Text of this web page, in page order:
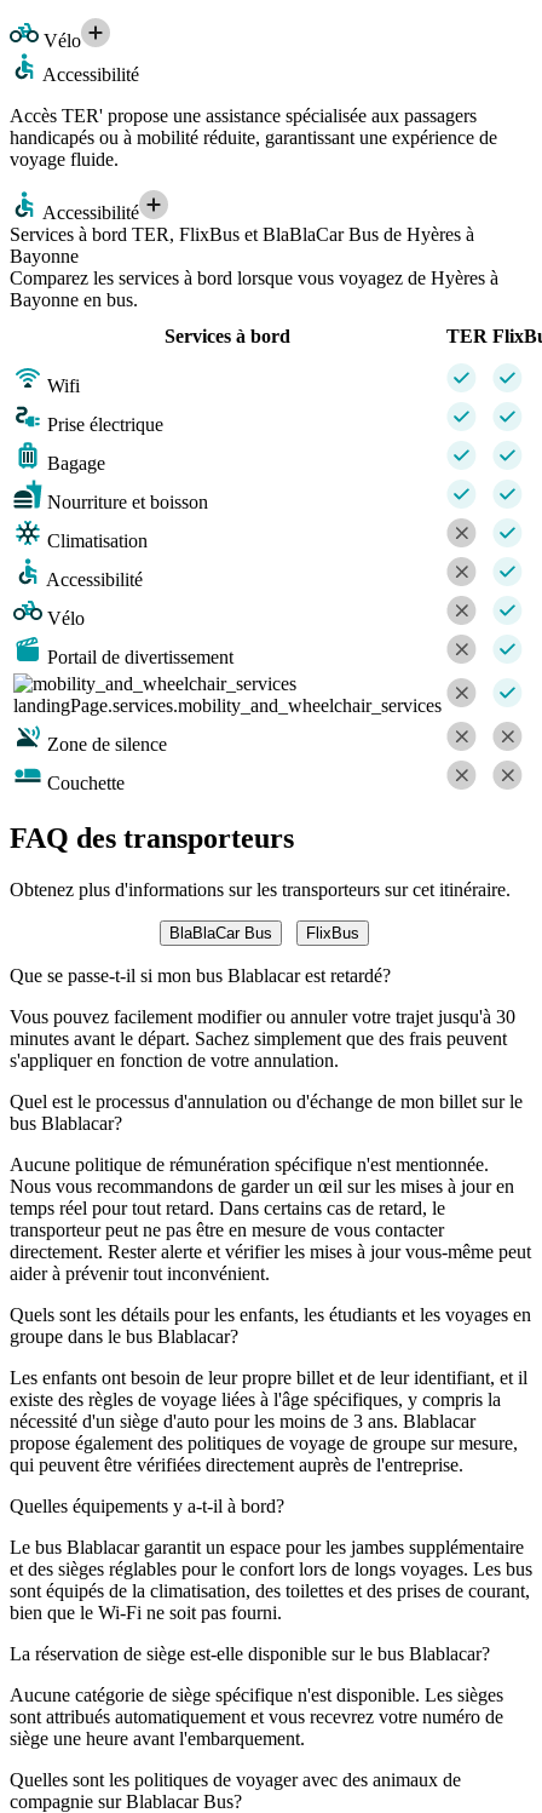
Vélo
Accessibilité
Accès TER' propose une assistance spécialisée aux passagers
handicapés ou à mobilité réduite, garantissant une expérience de
voyage fluide.
Accessibilité
Services à bord TER, FlixBus et BlaBlaCar Bus de Hyères à
Bayonne
Comparez les services à bord lorsque vous voyagez de Hyères à
Bayonne en bus.
Services à bord
TER
Wifi
Prise électrique
Bagage
Nourriture et boisson
Climatisation
Accessibilité
Vélo
Portail de divertissement
landingPage.services.mobility_and_wheelchair_services
Zone de silence
Couchette
FAQ des transporteurs
Obtenez plus d'informations sur les transporteurs sur cet itinéraire.
BlaBlaCar Bus FlixBus
Que se passe-t-il si mon bus Blablacar est retardé?
Vous pouvez facilement modifier ou annuler votre trajet jusqu'à 30
minutes avant le départ. Sachez simplement que des frais peuvent
s'appliquer en fonction de votre annulation.
Quel est le processus d'annulation ou d'échange de mon billet sur le
bus Blablacar?
Aucune politique de rémunération spécifique n'est mentionnée.
Nous vous recommandons de garder un œil sur les mises à jour en
temps réel pour tout retard. Dans certains cas de retard, le
transporteur peut ne pas être en mesure de vous contacter
directement. Rester alerte et vérifier les mises à jour vous-même peut
aider à prévenir tout inconvénient.
Quels sont les détails pour les enfants, les étudiants et les voyages en
groupe dans le bus Blablacar?
Les enfants ont besoin de leur propre billet et de leur identifiant, et il
existe des règles de voyage liées à l'âge spécifiques, y compris la
nécessité d'un siège d'auto pour les moins de 3 ans. Blablacar
propose également des politiques de voyage de groupe sur mesure,
qui peuvent être vérifiées directement auprès de l'entreprise.
Quelles équipements y a-t-il à bord?
Le bus Blablacar garantit un espace pour les jambes supplémentaire
et des sièges réglables pour le confort lors de longs voyages. Les bus
sont équipés de la climatisation, des toilettes et des prises de courant,
bien que le Wi-Fi ne soit pas fourni.
La réservation de siège est-elle disponible sur le bus Blablacar?
Aucune catégorie de siège spécifique n'est disponible. Les sièges
sont attribués automatiquement et vous recevrez votre numéro de
siège une heure avant l'embarquement.
Quelles sont les politiques de voyager avec des animaux de
compagnie sur Blablacar Bus?